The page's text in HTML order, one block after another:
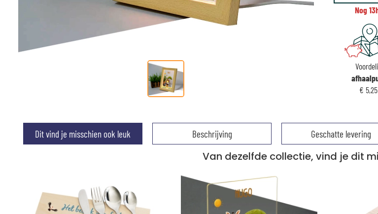
Nog
€ 5,25
Dit vind je misschien ook leuk Beschrijving Geschatte levering
Van dezelfde collectie, vind je dit